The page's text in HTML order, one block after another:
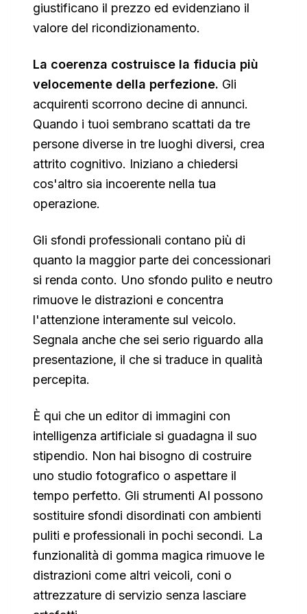
giustificano il prezzo ed evidenziano il
valore del ricondizionamento.
La coerenza costruisce la fiducia più
velocemente della perfezione. Gli
acquirenti scorrono decine di annunci.
Quando i tuoi sembrano scattati da tre
persone diverse in tre luoghi diversi, crea
attrito cognitivo. Iniziano a chiedersi
cos'altro sia incoerente nella tua
operazione.
Gli sfondi professionali contano più di
quanto la maggior parte dei concessionari
si renda conto. Uno sfondo pulito e neutro
rimuove le distrazioni e concentra
l'attenzione interamente sul veicolo.
Segnala anche che sei serio riguardo alla
presentazione, il che si traduce in qualità
percepita.
È qui che un editor di immagini con
intelligenza artificiale si guadagna il suo
stipendio. Non hai bisogno di costruire
uno studio fotografico o aspettare il
tempo perfetto. Gli strumenti AI possono
sostituire sfondi disordinati con ambienti
puliti e professionali in pochi secondi. La
funzionalità di gomma magica rimuove le
distrazioni come altri veicoli, coni o
attrezzature di servizio senza lasciare